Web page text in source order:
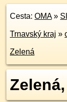
Cesta: OMA»
Trnavský kraj »
Zelená